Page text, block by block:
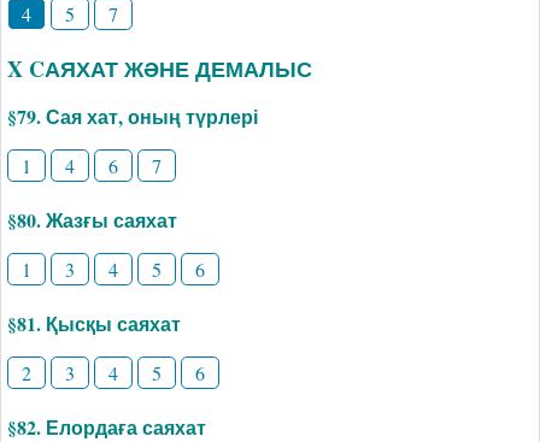
4 5 7
X CАЯХАТ ЖӘНЕ ДЕМАЛЫС
§79. Сая хат, оның түрлері
1 4 6 7
§80. Жазғы саяхат
1 3 4 5 6
§81. Қысқы саяхат
2 3 4 5 6
§82. Елордаға саяхат